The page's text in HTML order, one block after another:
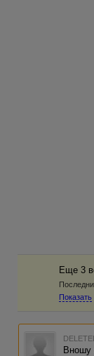
Еще 3
Показать
Вношу